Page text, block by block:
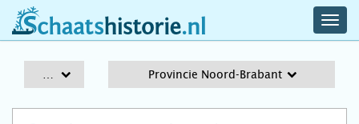
schaatshistorie.nl
Provincie Noord-Brabant